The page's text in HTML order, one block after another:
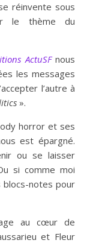
réinvente sous
le thème du
ActuSFnous
les messages
l’autre à
».
horror et ses
est épargné.
ou se laisser
si comme moi
notes pour
au cœur de
et Fleur